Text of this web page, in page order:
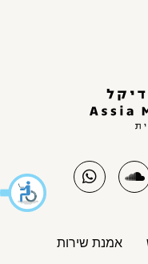
אמנת שירות